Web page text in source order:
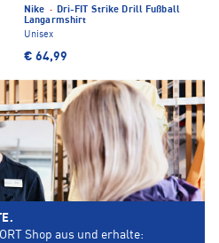
Nike ·
Dri-FIT Strike Drill Fußball
Langarmshirt
Unisex
€ 64,99
Shop aus und erhalte: